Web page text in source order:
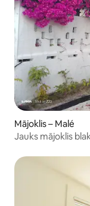
Mājoklis – Malé
Jauks mājoklis